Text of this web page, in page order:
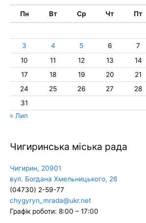
Пн Вт Ср Чт Пт
3
4 5 6 7
10
11 12 13 14
17
18 19 20 21
24
25 26 27 28
31
« Лип
Чигиринська міська рада
Чигирин, 20901
вул. Богдана Хмельницького, 26
(04730) 2-59-77
chygyryn_mrada@ukr.net
Графік роботи: 8:00 – 17:00